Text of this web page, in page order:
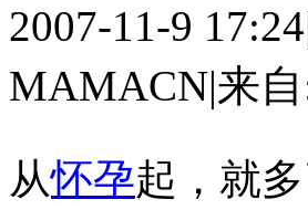
2007-11-9 17:24
MAMACN|来
从怀孕起，就